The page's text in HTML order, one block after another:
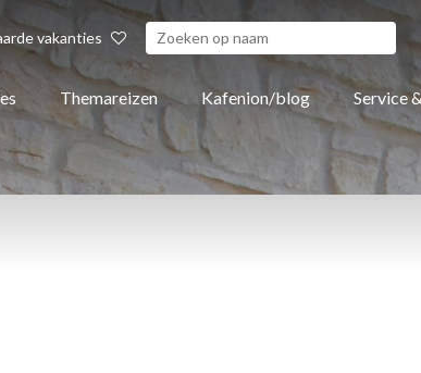
vakanties
Themareizen Kafenion/blog Service